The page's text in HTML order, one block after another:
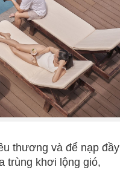
thương và để nạp đầy
trùng khơi lộng gió,